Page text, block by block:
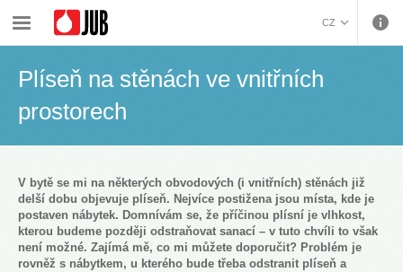
HRVATSKI (CROATIAN)
CZ
ΕΛΛΗΝΙΚΑ (GREEK)
ITALIANO (ITALIAN)
KOSOVA (KOSOVO)
МАКЕДОНСКИ
(MACEDONIAN)
ROMÂNĂ (ROMANIAN)
Malířské barvy a dekorativa
Plíseň na stěnách ve vnitřních
prostorech
V bytě se mi na některých obvodových (i vnitřních) stěnách již
delší dobu objevuje plíseň. Nejvíce postižena jsou místa, kde je
postaven nábytek. Domnívám se, že příčinou plísní je vlhkost,
kterou budeme později odstraňovat sanací – v tuto chvíli to však
není možné. Zajímá mě, co mi můžete doporučit? Problém je
rovněž s nábytkem, u kterého bude třeba odstranit plíseň a